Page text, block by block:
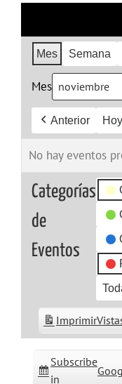
Mes Semana
Mes
Anterior Hoy
No hay eventos
Categorías
de
Eventos
Subscribe
in
Imprimir